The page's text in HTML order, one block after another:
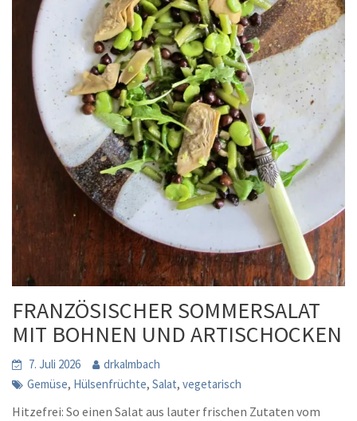
FRANZÖSISCHER SOMMERSALAT
MIT BOHNEN UND ARTISCHOCKEN
7. Juli 2026
drkalmbach
Gemüse, Hülsenfrüchte,Salat,vegetarisch
Hitzefrei: So einen Salat aus lauter frischen Zutaten vom